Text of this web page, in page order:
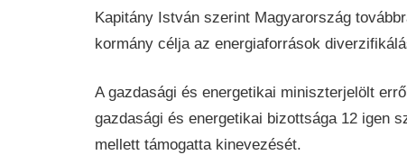
Hírek
Kapitány Istvánszerint Magyarország
kormány célja az energiaforrások
A gazdasági és energetikai miniszterjelölt
gazdasági és energetikai bizottsága 12 igen
mellett támogatta kinevezését.